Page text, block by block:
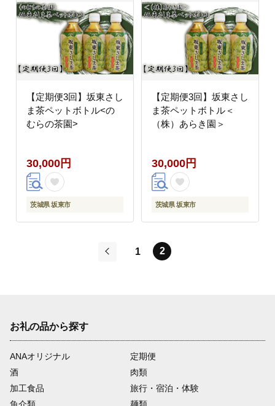
【定期便3回】坂東さし
ま茶ペットボトル<の
むらの茶園>
30,000円
茨城県 坂東市
【定期便3回】坂東さし
ま茶ペットボトル＜
（株）あらき園＞
30,000円
茨城県 坂東市
1 2
お礼の品から探す
ANAオリジナル
定期便
酒
肉類
加工食品
旅行・宿泊・体験